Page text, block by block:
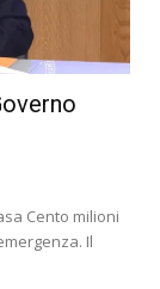
Cento milioni
Il